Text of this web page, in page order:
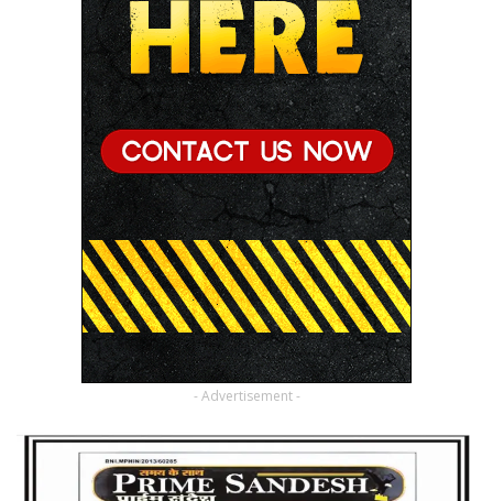
- Advertisement -